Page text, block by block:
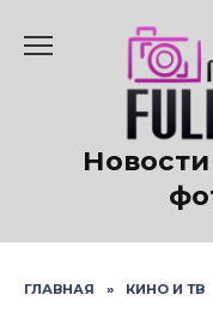
содержанию
ГЛАВНАЯ » КИНО И ТВ